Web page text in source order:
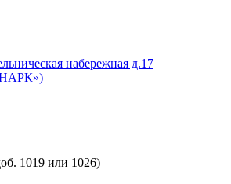
набережная д.17
1019 или 1026)